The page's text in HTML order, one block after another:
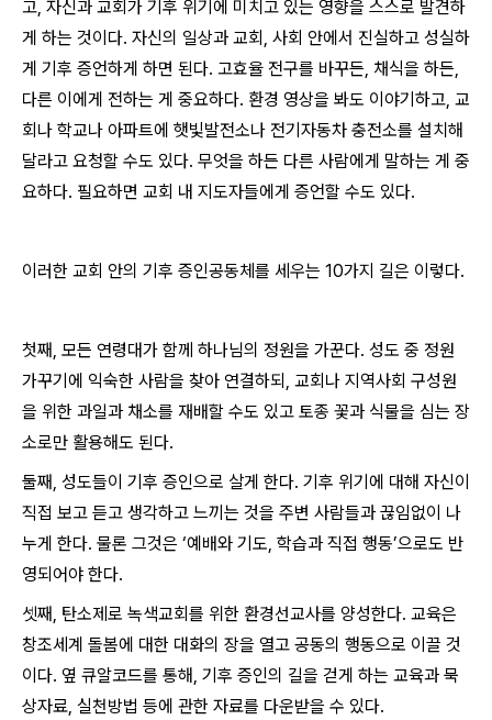
고, 자신과 교회가 기후 위기에 미치고 있는 영향을 스스로 발견하
게 하는 것이다. 자신의 일상과 교회, 사회 안에서 진실하고 성실하
게 기후 증언하게 하면 된다. 고효율 전구를 바꾸든, 채식을 하든,
다른 이에게 전하는 게 중요하다. 환경 영상을 봐도 이야기하고, 교
회나 학교나 아파트에 햇빛발전소나 전기자동차 충전소를 설치해
달라고 요청할 수도 있다. 무엇을 하든 다른 사람에게 말하는 게 중
요하다. 필요하면 교회 내 지도자들에게 증언할 수도 있다.
이러한 교회 안의 기후 증인공동체를 세우는 10가지 길은 이렇다.
첫째, 모든 연령대가 함께 하나님의 정원을 가꾼다. 성도 중 정원
가꾸기에 익숙한 사람을 찾아 연결하되, 교회나 지역사회 구성원
을 위한 과일과 채소를 재배할 수도 있고 토종 꽃과 식물을 심는 장
소로만 활용해도 된다.
둘째, 성도들이 기후 증인으로 살게 한다. 기후 위기에 대해 자신이
직접 보고 듣고 생각하고 느끼는 것을 주변 사람들과 끊임없이 나
누게 한다. 물론 그것은 ‘예배와 기도, 학습과 직접 행동’으로도 반
영되어야 한다.
셋째, 탄소제로 녹색교회를 위한 환경선교사를 양성한다. 교육은
창조세계 돌봄에 대한 대화의 장을 열고 공동의 행동으로 이끌 것
이다. 옆 큐알코드를 통해, 기후 증인의 길을 걷게 하는 교육과 묵
상자료, 실천방법 등에 관한 자료를 다운받을 수 있다.